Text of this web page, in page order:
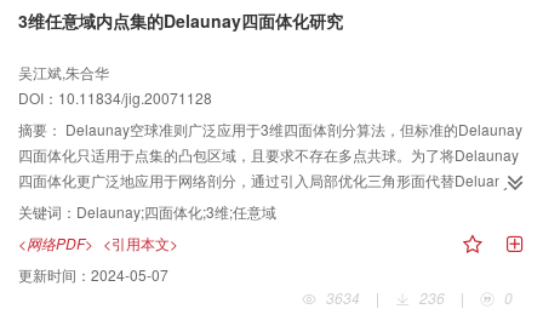
3维任意域内点集的Delaunay四面体化研究
吴江斌,朱合华
DOI：10.11834/jig.20071128
摘要： Delaunay空球准则广泛应用于3维四面体剖分算法，但标准的Delaunay
四面体化只适用于点集的凸包区域，且要求不存在多点共球。为了将Delaunay
四面体化更广泛地应用于网络剖分，通过引入局部优化三角形面代替Deluany严
格的空球准则，提出了3维任意域内点集Deluanay四面体化（DTETAD）的概
念，并首先通过若干关键定理的证明，研究了一个四面体划分是DETEAD的充
要条件，然后建立了DTETAD的空球准则。该研究成果为拓展Delaunay算法在
更广泛范围的应用提供了理论依据。
关键词： Delaunay;四面体化;3维;任意域
<网络PDF> <引用本文>
更新时间： 2024-05-07
3634
| 236 | 0